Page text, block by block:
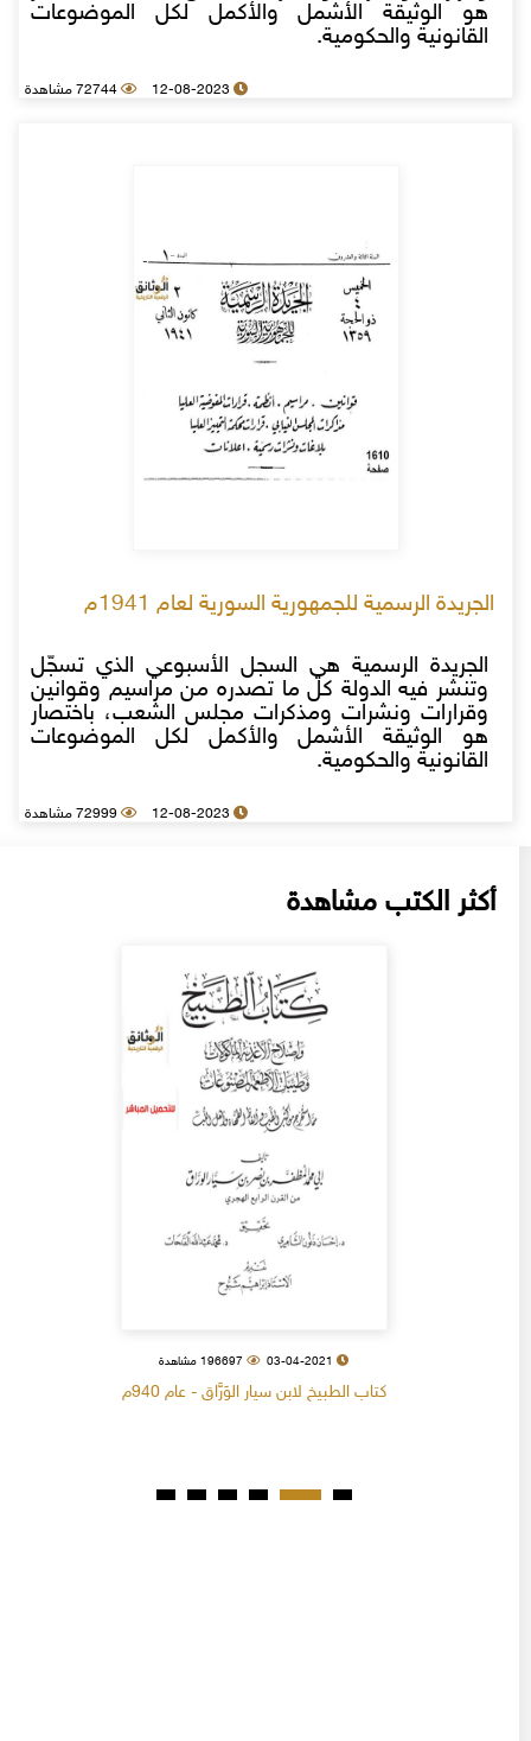
هو الوثيقة الأشمل والأكمل لكل الموضوعات
القانونية والحكومية.
12-08-2023 72744 مشاهدة
الجريدة الرسمية للجمهورية السورية لعام 1941م
الجريدة الرسمية هي السجل الأسبوعي الذي تسجّل
وتنشر فيه الدولة كل ما تصدره من مراسيم وقوانين
وقرارات ونشرات ومذكرات مجلس الشعب، باختصار
هو الوثيقة الأشمل والأكمل لكل الموضوعات
القانونية والحكومية.
12-08-2023 72999 مشاهدة
أكثر الكتب مشاهدة
03-04-2021 196697 مشاهدة
كتاب الطبيخ لابن سيار الوَرَّاق - عام 940م